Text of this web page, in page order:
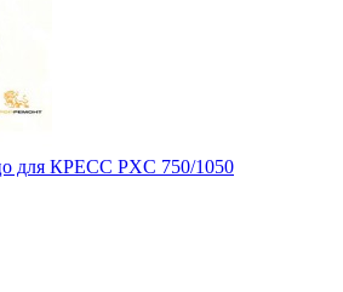
для КРЕСС PXC 750/1050